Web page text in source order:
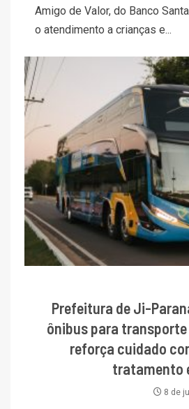
Amigo de Valor, do Banco
o atendimento a crianças e...
Prefeitura de Ji-
ônibus para
reforça cuidado
tratamento
8 de